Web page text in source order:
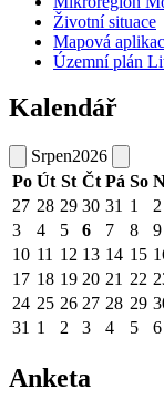
Životní situace
Mapová
Územní plán
Kalendář
Srpen2026
Po Út St Čt Pá So
27 28 29 30 31 1
2
3
4 5 6 7 8
9
10 11 12 13 14 15
17 18 19 20 21 22
24 25 26 27 28 29
31 1 2 3 4 5 6
Anketa